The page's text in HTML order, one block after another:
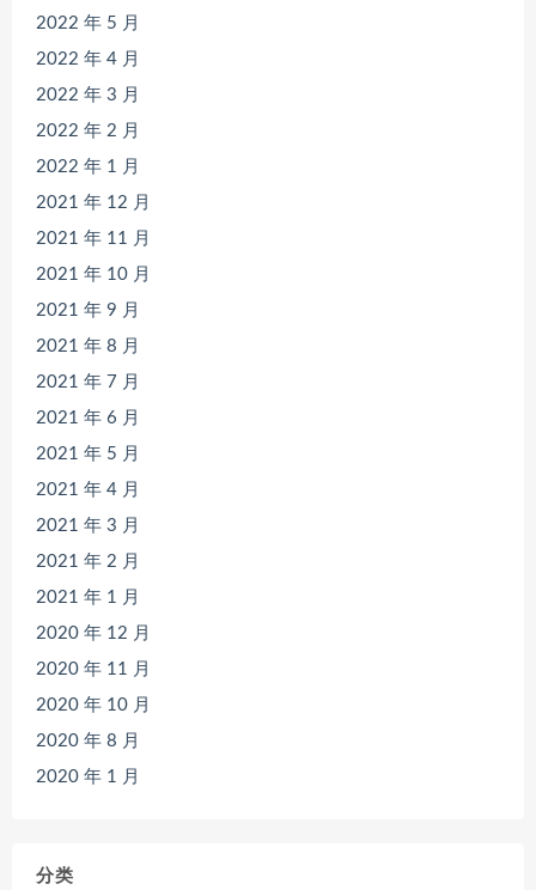
2022 年 5 月
2022 年 4 月
2022 年 3 月
2022 年 2 月
2022 年 1 月
2021 年 12 月
2021 年 11 月
2021 年 10 月
2021 年 9 月
2021 年 8 月
2021 年 7 月
2021 年 6 月
2021 年 5 月
2021 年 4 月
2021 年 3 月
2021 年 2 月
2021 年 1 月
2020 年 12 月
2020 年 11 月
2020 年 10 月
2020 年 8 月
2020 年 1 月
分类